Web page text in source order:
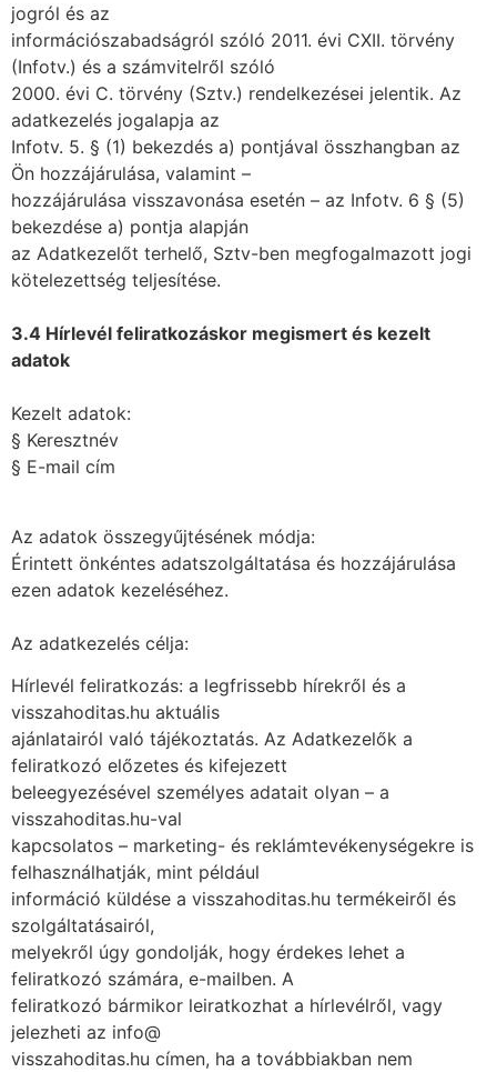
jogról és az
információszabadságról szóló 2011. évi CXII. törvény
(Infotv.) és a számvitelről szóló
2000. évi C. törvény (Sztv.) rendelkezései jelentik. Az
adatkezelés jogalapja az
Infotv. 5. § (1) bekezdés a) pontjával összhangban az
Ön hozzájárulása, valamint –
hozzájárulása visszavonása esetén – az Infotv. 6 § (5)
bekezdése a) pontja alapján
az Adatkezelőt terhelő, Sztv-ben megfogalmazott jogi
kötelezettség teljesítése.
3.4 Hírlevél feliratkozáskor megismert és kezelt
adatok
Kezelt adatok:
§ Keresztnév
§ E-mail cím
Az adatok összegyűjtésének módja:
Érintett önkéntes adatszolgáltatása és hozzájárulása
ezen adatok kezeléséhez.
Az adatkezelés célja:
Hírlevél feliratkozás: a legfrissebb hírekről és a
visszahoditas.hu aktuális
ajánlatairól való tájékoztatás. Az Adatkezelők a
feliratkozó előzetes és kifejezett
beleegyezésével személyes adatait olyan – a
visszahoditas.hu-val
kapcsolatos – marketing- és reklámtevékenységekre is
felhasználhatják, mint például
információ küldése a visszahoditas.hu termékeiről és
szolgáltatásairól,
melyekről úgy gondolják, hogy érdekes lehet a
feliratkozó számára, e-mailben. A
feliratkozó bármikor leiratkozhat a hírlevélről, vagy
jelezheti az info@
visszahoditas.hu címen, ha a továbbiakban nem